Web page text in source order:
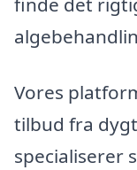
Vores
tilbud fra
specialiserer